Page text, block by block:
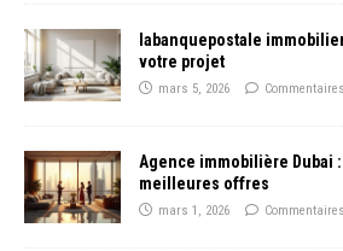
labanquepostale
votre projet
mars 5, 2026
Agence immobilière Dubai
meilleures offres
mars 1, 2026